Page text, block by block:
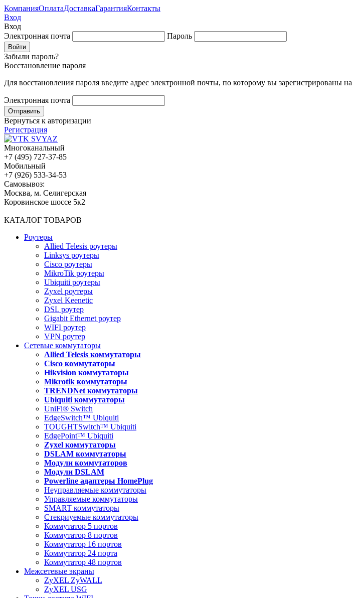
КомпанияОплатаДоставкаГарантияКонтакты
Вход
Вход
Электронная почта
Пароль
Забыли пароль?
Восстановление пароля
Для восстановления пароля введите адрес электронной почты, по которому вы
Электронная почта
Вернуться к авторизации
Регистрация
Многоканальный
+7 (495) 727-37-85
Мобильный
+7 (926) 533-34-53
Cамовывоз:
Москва, м. Селигерская
Коровинское шоссе 5к2
КАТАЛОГ ТОВАРОВ
Роутеры
Allied Telesis роутеры
Linksys роутеры
Cisco роутеры
MikroTik роутеры
Ubiquiti роутеры
Zyxel роутеры
Zyxel Keenetic
DSL роутер
Gigabit Ethernet роутер
WIFI роутер
VPN роутер
Сетевые коммутаторы
Allied Telesis коммутаторы
Cisco коммутаторы
Hikvision коммутаторы
Mikrotik коммутаторы
TRENDNet коммутаторы
Ubiquiti коммутаторы
UniFi® Switch
EdgeSwitch™ Ubiquiti
TOUGHTSwitch™ Ubiquiti
EdgePoint™ Ubiquiti
Zyxel коммутаторы
DSLAM коммутаторы
Модули коммутаторов
Модули DSLAM
Powerline адаптеры HomePlug
Неуправляемые коммутаторы
Управляемые коммутаторы
SMART коммутаторы
Стекриуемые коммутаторы
Коммутатор 5 портов
Коммутатор 8 портов
Коммутатор 16 портов
Коммутатор 24 порта
Коммутатор 48 портов
Межсетевые экраны
ZyXEL ZyWALL
ZyXEL USG